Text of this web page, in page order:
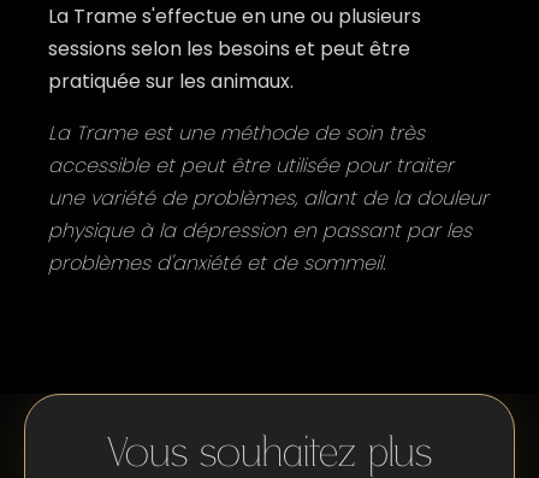
La Trame s'effectue en une ou plusieurs
sessions selon les besoins et peut être
pratiquée sur les animaux.
La Trame est une méthode de soin très
accessible et peut être utilisée pour traiter
une variété de problèmes, allant de la douleur
physique à la dépression en passant par les
problèmes d'anxiété et de sommeil.
Vous souhaitez plus